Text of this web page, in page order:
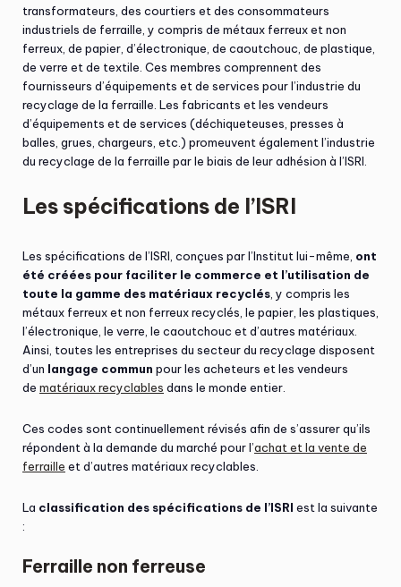
transformateurs, des courtiers et des consommateurs
industriels de ferraille, y compris de métaux ferreux et non
ferreux, de papier, d’électronique, de caoutchouc, de plastique,
de verre et de textile. Ces membres comprennent des
fournisseurs d’équipements et de services pour l’industrie du
recyclage de la ferraille. Les fabricants et les vendeurs
d’équipements et de services (déchiqueteuses, presses à
balles, grues, chargeurs, etc.) promeuvent également l’industrie
du recyclage de la ferraille par le biais de leur adhésion à l’ISRI.
Les spécifications de l’ISRI
Les spécifications de l’ISRI, conçues par l’Institut lui-même, ont
été créées pour faciliter le commerce et l’utilisation de
toute la gamme des matériaux recyclés , y compris les
métaux ferreux et non ferreux recyclés, le papier, les plastiques,
l’électronique, le verre, le caoutchouc et d’autres matériaux.
Ainsi, toutes les entreprises du secteur du recyclage disposent
d’un langage commun pour les acheteurs et les vendeurs
de matériaux recyclables dans le monde entier.
Ces codes sont continuellement révisés afin de s’assurer qu’ils
répondent à la demande du marché pour l’achat et la vente de
ferraille et d’autres matériaux recyclables.
La classification des spécifications de l’ISRI est la suivante
:
Ferraille non ferreuse